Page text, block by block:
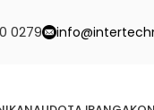
0279